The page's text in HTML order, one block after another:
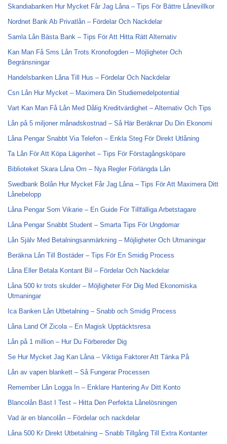
Skandiabanken Hur Mycket Får Jag Låna – Tips För Bättre Lånevillkor
Nordnet Bank Ab Privatlån – Fördelar Och Nackdelar
Samla Lån Bästa Bank – Tips För Att Hitta Rätt Alternativ
Kan Man Få Sms Lån Trots Kronofogden – Möjligheter Och
Begränsningar
Handelsbanken Låna Till Hus – Fördelar Och Nackdelar
Csn Lån Hur Mycket – Maximera Din Studiemedelpotential
Vart Kan Man Få Lån Med Dålig Kreditvärdighet – Alternativ Och Tips
Lån på 5 miljoner månadskostnad – Så Här Beräknar Du Din Ekonomi
Låna Pengar Snabbt Via Telefon – Enkla Steg För Direkt Utlåning
Ta Lån För Att Köpa Lägenhet – Tips För Förstagångsköpare
Biblioteket Skara Låna Om – Nya Regler Förlängda Lån
Swedbank Bolån Hur Mycket Får Jag Låna – Tips För Att Maximera Ditt
Lånebelopp
Låna Pengar Som Vikarie – En Guide För Tillfälliga Arbetstagare
Låna Pengar Snabbt Student – Smarta Tips För Ungdomar
Lån Själv Med Betalningsanmärkning – Möjligheter Och Utmaningar
Beräkna Lån Till Bostäder – Tips För En Smidig Process
Låna Eller Betala Kontant Bil – Fördelar Och Nackdelar
Låna 500 kr trots skulder – Möjligheter För Dig Med Ekonomiska
Utmaningar
Ica Banken Lån Utbetalning – Snabb och Smidig Process
Låna Land Of Zicola – En Magisk Upptäcktsresa
Lån på 1 million – Hur Du Förbereder Dig
Se Hur Mycket Jag Kan Låna – Viktiga Faktorer Att Tänka På
Lån av vapen blankett – Så Fungerar Processen
Remember Lån Logga In – Enklare Hantering Av Ditt Konto
Blancolån Bäst I Test – Hitta Den Perfekta Lånelösningen
Vad är en blancolån – Fördelar och nackdelar
Låna 500 Kr Direkt Utbetalning – Snabb Tillgång Till Extra Kontanter